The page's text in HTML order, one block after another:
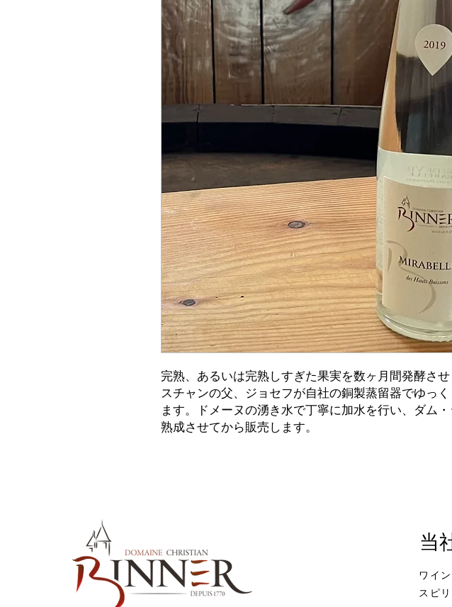
完熟、あるいは完熟しすぎた果実を数ヶ月間発酵させ
スチャンの父、ジョセフが自社の銅製蒸留器でゆっ
ます。ドメーヌの湧き水で丁寧に加水を行い、ダム
熟成させてから販売します。
当
ワイン
スピ